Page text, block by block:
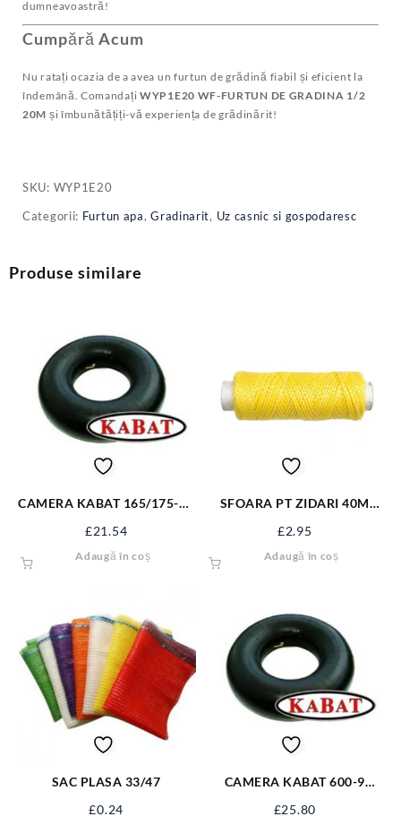
dumneavoastră!
Cumpără Acum
Nu ratați ocazia de a avea un furtun de grădină fiabil și eficient la
îndemână. Comandați WYP1E20 WF-FURTUN DE GRADINA 1/2
20M și îmbunătățiți-vă experiența de grădinărit!
SKU: WYP1E20
Categorii: Furtun apa,Gradinarit, Uz casnic si gospodaresc
Produse similare
CAMERA KABAT 165/175-14
£21.54
Adaugă în coș
SFOARA PT ZIDARI 40M
£2.95
Adaugă în coș
SAC PLASA 33/47
£0.24
CAMERA KABAT 600-9
£25.80